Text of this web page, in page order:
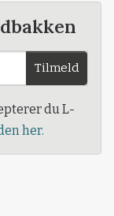
Tilmeld
du L-
her.